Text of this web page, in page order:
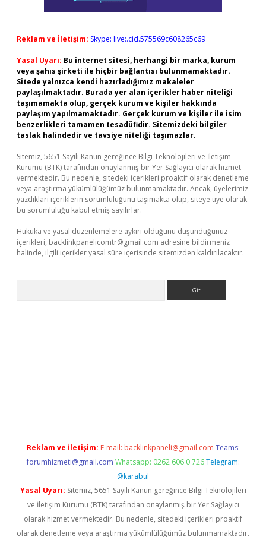
Reklam ve İletişim: Skype: live:.cid.575569c608265c69
Yasal Uyarı: Bu internet sitesi, herhangi bir marka, kurum
veya şahıs şirketi ile hiçbir bağlantısı bulunmamaktadır.
Sitede yalnızca kendi hazırladığımız makaleler
paylaşılmaktadır. Burada yer alan içerikler haber niteliği
taşımamakta olup, gerçek kurum ve kişiler hakkında
paylaşım yapılmamaktadır. Gerçek kurum ve kişiler ile isim
benzerlikleri tamamen tesadüfidir. Sitemizdeki bilgiler
taslak halindedir ve tavsiye niteliği taşımazlar.
Sitemiz, 5651 Sayılı Kanun gereğince Bilgi Teknolojileri ve İletişim
Kurumu (BTK) tarafından onaylanmış bir Yer Sağlayıcı olarak hizmet
vermektedir. Bu nedenle, sitedeki içerikleri proaktif olarak denetleme
veya araştırma yükümlülüğümüz bulunmamaktadır. Ancak, üyelerimiz
yazdıkları içeriklerin sorumluluğunu taşımakta olup, siteye üye olarak
bu sorumluluğu kabul etmiş sayılırlar.
Hukuka ve yasal düzenlemelere aykırı olduğunu düşündüğünüz
içerikleri, backlinkpanelicomtr@gmail.com adresine bildirmeniz
halinde, ilgili içerikler yasal süre içerisinde sitemizden kaldırılacaktır.
Reklam ve İletişim: E-mail: backlinkpaneli@gmail.com Teams:
forumhizmeti@gmail.com Whatsapp: 0262 606 0 726 Telegram:
@karabul
Yasal Uyarı: Sitemiz, 5651 Sayılı Kanun gereğince Bilgi Teknolojileri
ve İletişim Kurumu (BTK) tarafından onaylanmış bir Yer Sağlayıcı
olarak hizmet vermektedir. Bu nedenle, sitedeki içerikleri proaktif
olarak denetleme veya araştırma yükümlülüğümüz bulunmamaktadır.